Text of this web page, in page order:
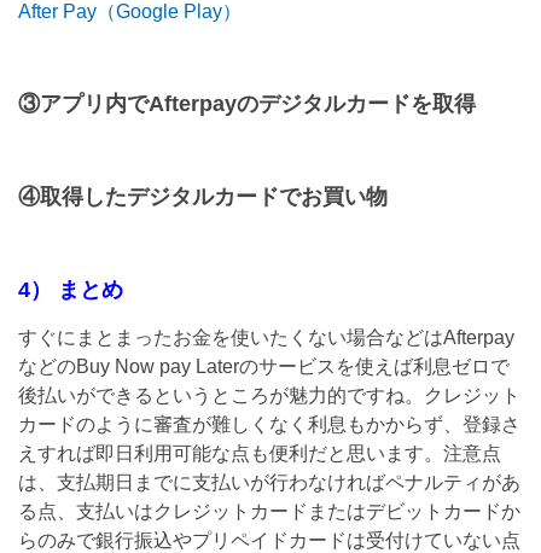
After Pay（Google Play）
③アプリ内でAfterpayのデジタルカードを取得
④取得したデジタルカードでお買い物
4） まとめ
すぐにまとまったお金を使いたくない場合などはAfterpay
などのBuy Now pay Laterのサービスを使えば利息ゼロで
後払いができるというところが魅力的ですね。クレジット
カードのように審査が難しくなく利息もかからず、登録さ
えすれば即日利用可能な点も便利だと思います。注意点
は、支払期日までに支払いが行わなければペナルティがあ
る点、支払いはクレジットカードまたはデビットカードか
らのみで銀行振込やプリペイドカードは受付けていない点